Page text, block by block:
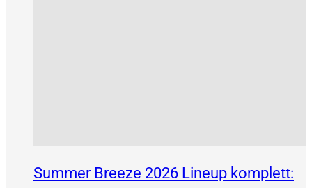
Summer Breeze 2026 Lineup komplett: